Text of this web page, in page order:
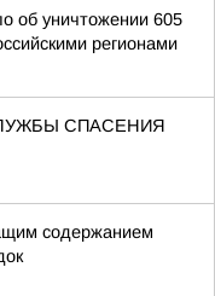
об уничтожении 605
регионами
СПАСЕНИЯ
содержанием